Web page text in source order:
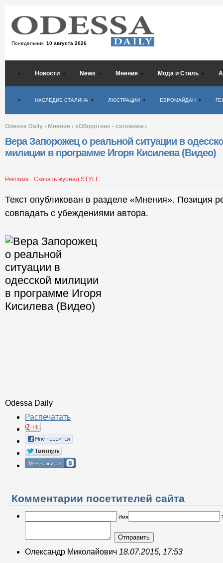
Понедельник, 10 августа 2026
Новости News Мнения Мода и Стиль
НАСЛЕДИЕ СТАЛИНА ЛЮСТРАЦИИ ЕВРОМАЙДАН
Odessa Daily › Мнения › «Оборотни» - силовики ›
Вера Запорожец о реальной ситуации в
милиции в программе Игоря Кисилева (Видео)
Реклама Скачать журнал STYLE
Текст опубликован в разделе «Мнения». Позиция
совпадать с убеждениями автора.
Odessa Daily
Распечатать
Комментарии посетителей сайта
Имя
Отправить
Олександр Миколайович 18.07.2015, 17:53